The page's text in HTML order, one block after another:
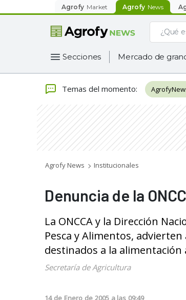
Agrofy Market Agrofy News
Secciones Mercado de
Temas del momento:
Agrofy News Institucionales
Denuncia de la
La ONCCA y la Dirección
Pesca y Alimentos,
destinados a la alimentación
Secretaría de Agricultura
14 de Enero de 2005 a las 09:49